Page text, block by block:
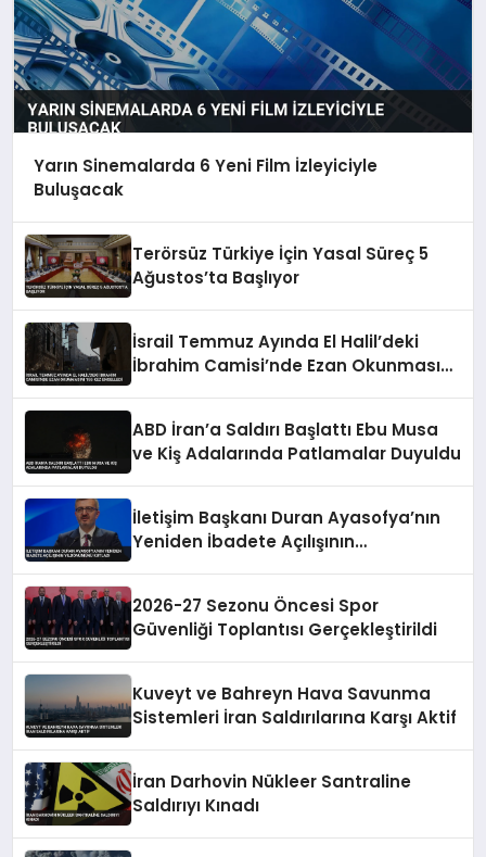
Yarın Sinemalarda 6 Yeni Film İzleyiciyle
Buluşacak
Terörsüz Türkiye İçin Yasal Süreç 5
Ağustos’ta Başlıyor
İsrail Temmuz Ayında El Halil’deki
İbrahim Camisi’nde Ezan Okunmasını
ABD İran’a Saldırı Başlattı Ebu Musa
ve Kiş Adalarında Patlamalar Duyuldu
İletişim Başkanı Duran Ayasofya’nın
Yeniden İbadete Açılışının
2026-27 Sezonu Öncesi Spor
Güvenliği Toplantısı Gerçekleştirildi
Kuveyt ve Bahreyn Hava Savunma
Sistemleri İran Saldırılarına Karşı Aktif
İran Darhovin Nükleer Santraline
Saldırıyı Kınadı